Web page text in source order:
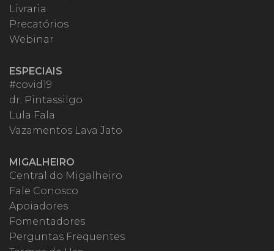
Livraria
Precatórios
Webinar
ESPECIAIS
#covid19
dr. Pintassilgo
Lula Fala
Vazamentos Lava Jato
MIGALHEIRO
Central do Migalheiro
Fale Conosco
Apoiadores
Fomentadores
Perguntas Frequentes